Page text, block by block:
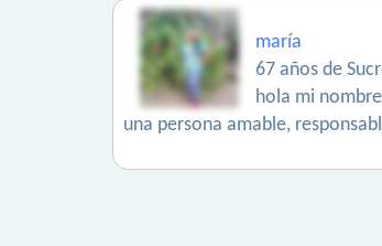
maría
67 años de
hola mi
una persona amable,